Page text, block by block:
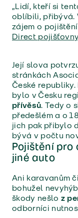
„Lidí, kteří si
oblíbili, přibývá.
zájem o
Direct pojišťovny
Její slova
stránkách
České
bylo v Česku
přívěsů. Tedy o
předešlém a o
jich pak přibylo
bývá v počtu
Pojištění pro
jiné auto
Ani karavanům
bohužel
škody nešlo z
odborníci